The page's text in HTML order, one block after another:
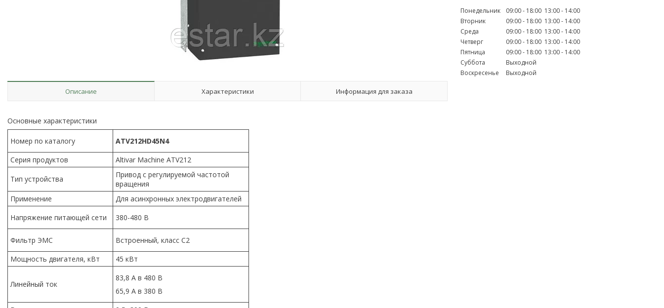
Описание Характеристики Информация для заказа
Основные характеристики
Номер по каталогу
ATV212HD45N4
Серия продуктов
Altivar Machine ATV212
Тип устройства
Привод с регулируемой частотой
вращения
Применение
Для асинхронных электродвигателей
Напряжение питающей сети
380-480 B
Фильтр ЭМС
Встроенный, класс C2
Мощность двигателя, кВт
45 кВт
Линейный ток
83,8 А в 480 В
65,9 А в 380 В
Понедельник 09:00 18:00 13:00
14:00
Вторник
09:00 18:00 13:00
14:00
Среда
09:00 18:00 13:00
14:00
Четверг
09:00 18:00 13:00
14:00
Пятница
09:00 18:00 13:00
14:00
Суббота
Выходной
Воскресенье
Выходной